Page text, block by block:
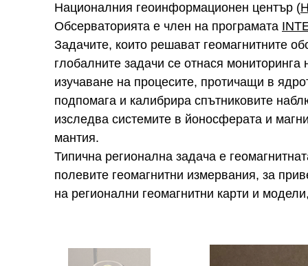
Националния геоинформационен център (
Обсерваторията е член на програмата
Задачите, които решават геомагнитните
глобалните задачи се отнася
изучаване на процесите, протичащи в
подпомага и калибрира спътниковите
изследва системите в йоносферата и
мантия.
Типична регионална задача е
полевите геомагнитни измервания, за
на регионални геомагнитни карти и